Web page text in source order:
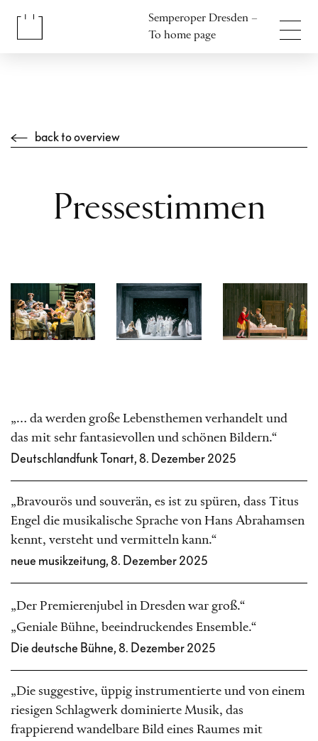
Semperoper Dresden –
To home page
back to overview
Pressestimmen
„… da werden große Lebensthemen verhandelt und
das mit sehr fantasievollen und schönen Bildern.“
Deutschlandfunk Tonart, 8. Dezember 2025
„Bravourös und souverän, es ist zu spüren, dass Titus
Engel die musikalische Sprache von Hans Abrahamsen
kennt, versteht und vermitteln kann.“
neue musikzeitung, 8. Dezember 2025
„Der Premierenjubel in Dresden war groß.“
„Geniale Bühne, beeindruckendes Ensemble.“
Die deutsche Bühne, 8. Dezember 2025
„Die suggestive, üppig instrumentierte und von einem
riesigen Schlagwerk dominierte Musik, das
frappierend wandelbare Bild eines Raumes mit